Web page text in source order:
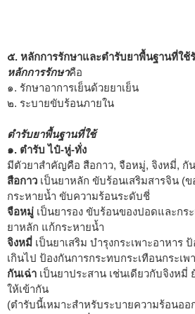
๕. หลักการรักษาและตำรับยาพื้นฐานที่ใช้
หลักการรักษาคือ
๑. รักษาอาการเย็นด้วยยาเย็น
๒. ระบายขับร้อนภายใน
ตำรับยาพื้นฐานที่ใช้
๑. ตำรับ ไป๋-หู่-ทั่ง
มีตัวยาสำคัญคือ สือกาว, จือหมู่, จิงหมี่, กัน
สือกาว เป็นยาหลัก ขับร้อนเสริมสารจิน (ข
กระหายน้ำ ขับความร้อนระดับชี่
จือหมู่ เป็นยารอง ขับร้อนของปอดและกร
ยาหลัก แก้กระหายน้ำ
จิงหมี่ เป็นยาเสริม บำรุงกระเพาะอาหาร
เกินไป ป้องกันการกระทบกระเทือนกระเพ
กันเฉ่า เป็นยาประสาน เช่นเดียวกับจิงหมี่
ให้เข้ากัน
(ตำรับนี้เหมาะสำหรับระบายความร้อนออ